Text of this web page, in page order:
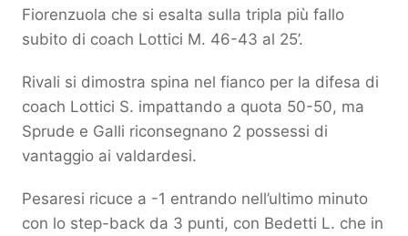
Fiorenzuola che si esalta sulla tripla più fallo
subito di coach Lottici M. 46-43 al 25’.
Rivali si dimostra spina nel fianco per la difesa di
coach Lottici S. impattando a quota 50-50, ma
Sprude e Galli riconsegnano 2 possessi di
vantaggio ai valdardesi.
Pesaresi ricuce a -1 entrando nell’ultimo minuto
con lo step-back da 3 punti, con Bedetti L. che in